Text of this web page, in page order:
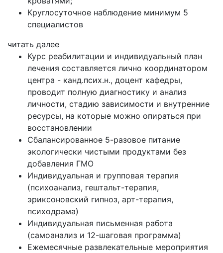
Круглосуточное наблюдение минимум 5
специалистов
читать далее
Курс реабилитации и индивидуальный план
лечения составляется лично координатором
центра - канд.псих.н., доцент кафедры,
проводит полную диагностику и анализ
личности, стадию зависимости и внутренние
ресурсы, на которые можно опираться при
восстановлении
Сбалансированное 5-разовое питание
экологически чистыми продуктами без
добавления ГМО
Индивидуальная и групповая терапия
(психоанализ, гештальт-терапия,
эриксоновский гипноз, арт-терапия,
психодрама)
Индивидуальная письменная работа
(самоанализ и 12-шаговая программа)
Ежемесячные развлекательные мероприятия